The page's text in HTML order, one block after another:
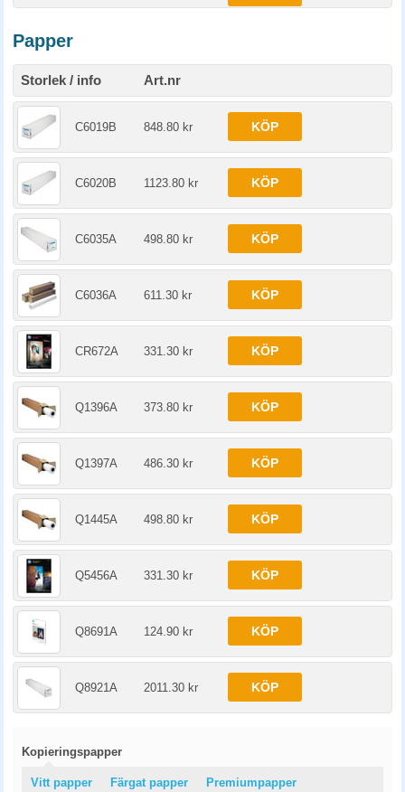
Papper
Storlek / info Art.nr
C6019B 848.80 kr KÖP
C6020B 1123.80 kr KÖP
C6035A 498.80 kr KÖP
C6036A 611.30 kr KÖP
CR672A 331.30 kr KÖP
Q1396A 373.80 kr KÖP
Q1397A 486.30 kr KÖP
Q1445A 498.80 kr KÖP
Q5456A 331.30 kr KÖP
Q8691A 124.90 kr KÖP
Q8921A 2011.30 kr KÖP
Kopieringspapper
Vitt papper Färgat papper Premiumpapper